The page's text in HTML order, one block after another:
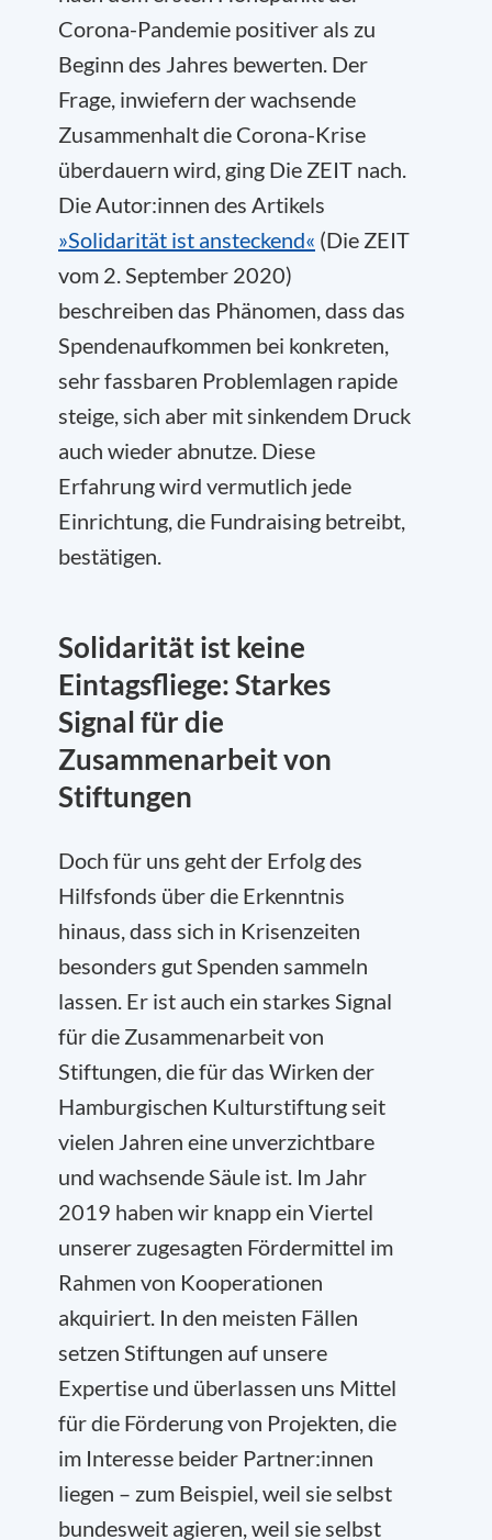
Corona-Pandemie positiver als zu
Beginn des Jahres bewerten. Der
Frage, inwiefern der wachsende
Zusammenhalt die Corona-Krise
überdauern wird, ging Die ZEIT nach.
Die Autor:innen des Artikels
»Solidarität ist ansteckend« (Die ZEIT
vom 2. September 2020)
beschreiben das Phänomen, dass das
Spendenaufkommen bei konkreten,
sehr fassbaren Problemlagen rapide
steige, sich aber mit sinkendem Druck
auch wieder abnutze. Diese
Erfahrung wird vermutlich jede
Einrichtung, die Fundraising betreibt,
bestätigen.
Solidarität ist keine
Eintagsfliege: Starkes
Signal für die
Zusammenarbeit von
Stiftungen
Doch für uns geht der Erfolg des
Hilfsfonds über die Erkenntnis
hinaus, dass sich in Krisenzeiten
besonders gut Spenden sammeln
lassen. Er ist auch ein starkes Signal
für die Zusammenarbeit von
Stiftungen, die für das Wirken der
Hamburgischen Kulturstiftung seit
vielen Jahren eine unverzichtbare
und wachsende Säule ist. Im Jahr
2019 haben wir knapp ein Viertel
unserer zugesagten Fördermittel im
Rahmen von Kooperationen
akquiriert. In den meisten Fällen
setzen Stiftungen auf unsere
Expertise und überlassen uns Mittel
für die Förderung von Projekten, die
im Interesse beider Partner:innen
liegen – zum Beispiel, weil sie selbst
bundesweit agieren, weil sie selbst